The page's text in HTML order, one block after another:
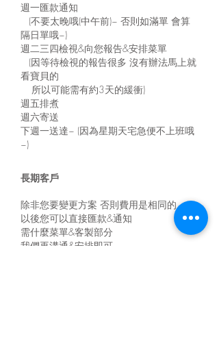
週一匯款通知
(不要太晚哦(中午前)~ 否則如滿單 會算
隔日單哦~)
週二三四檢視&向您報告&安排菜單
(因等待檢視的報告很多 沒有辦法馬上就
看寶貝的
所以可能需有約3天的緩衝)
週五排煮
週六寄送
下週一送達~ (因為星期天宅急便不上班哦
~)
長期客戶
除非您要變更方案 否則費用是相同的
以後您可以直接匯款&通知
需什麼菜單&客製部分
我們再溝通&安排即可